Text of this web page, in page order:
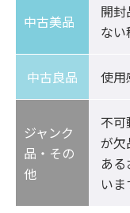
開封
ない
中古良品 使用
ジャンク
品・その
他
不
が欠
あ
いま